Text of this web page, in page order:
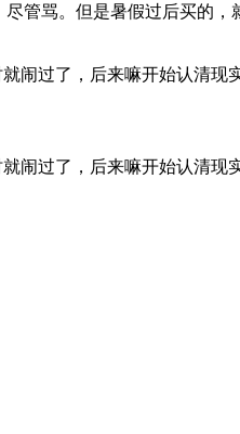
管骂。但是暑假过后买的，
闹过了，后来嘛开始认清现
闹过了，后来嘛开始认清现